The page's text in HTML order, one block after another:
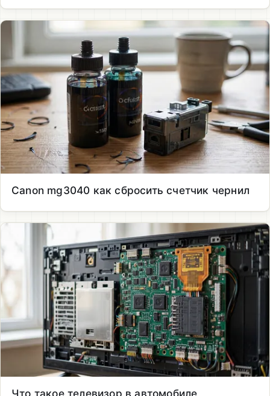
Canon mg3040 как сбросить счетчик чернил
Что такое телевизор в автомобиле